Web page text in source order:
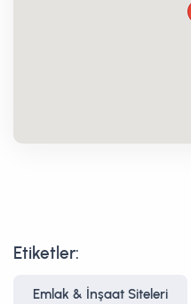
Etiketler:
Emlak & İnşaat Siteleri